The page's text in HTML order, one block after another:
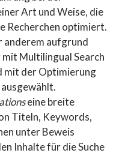
Art und Weise, die
Recherchen optimiert.
aufgrund
Multilingual Search
mit der Optimierung
eine breite
Titeln, Keywords,
unter Beweis
Inhalte für die Suche